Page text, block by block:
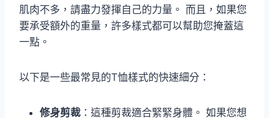
肌肉不多，請盡力發揮自己的力量。 而且，如果您
要承受額外的重量，許多樣式都可以幫助您掩蓋這
一點。
以下是一些最常見的T恤樣式的快速細分：
修身剪裁 ：這種剪裁適合緊緊身體。 如果您想